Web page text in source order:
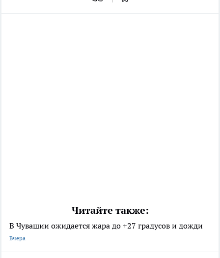
Читайте также:
В Чувашии ожидается жара до +27 градусов и дожди
Вчера